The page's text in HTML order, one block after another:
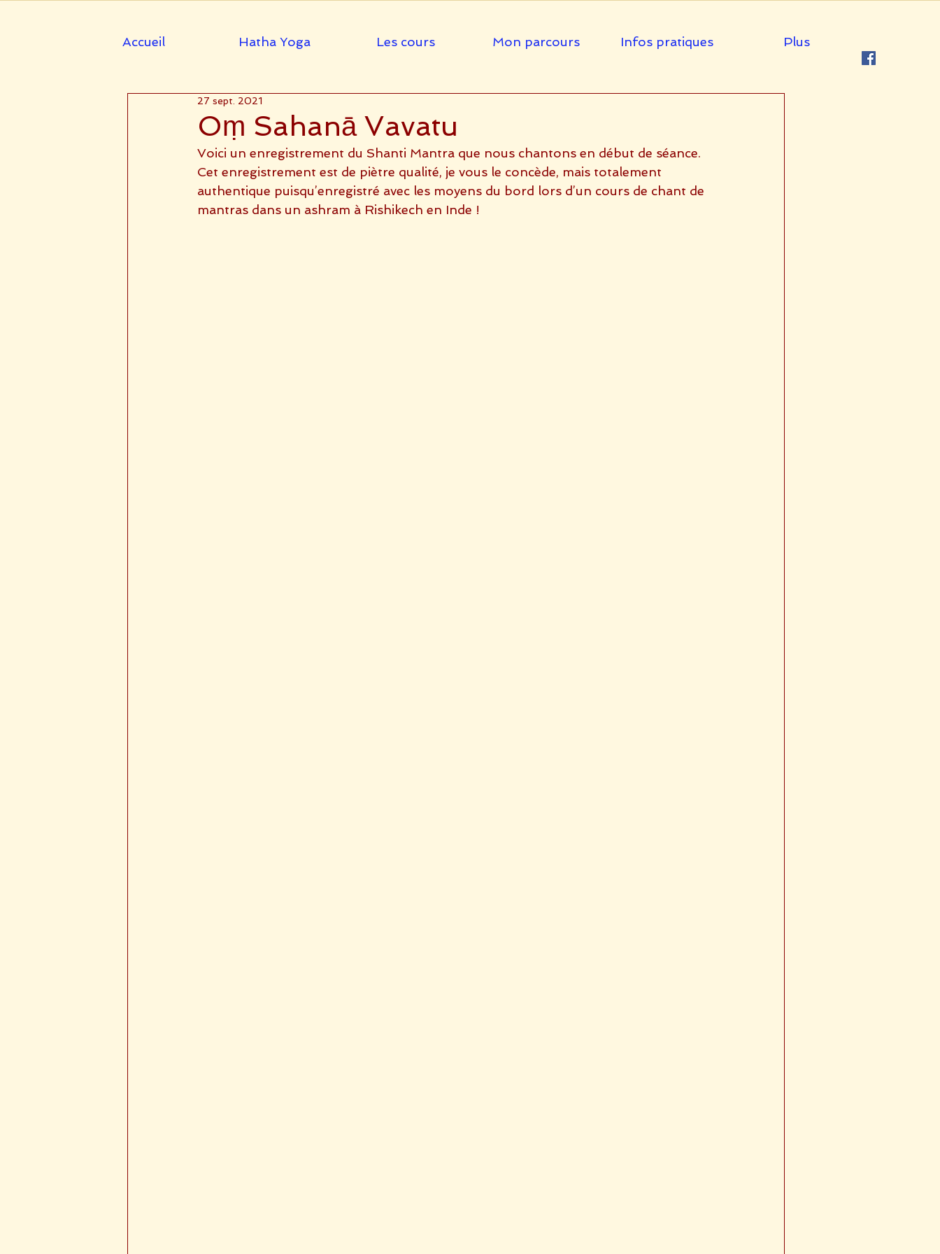
Accueil Hatha Yoga Les cours Mon parcours Infos pratiques Plus
Oṃ Sahanā Vavatu
27 sept. 2021
Voici un enregistrement du Shanti Mantra que nous chantons en début de séance.
Cet enregistrement est de piètre qualité, je vous le concède, mais totalement
authentique puisqu’enregistré avec les moyens du bord lors d’un cours de chant de
mantras dans un ashram à Rishikech en Inde !